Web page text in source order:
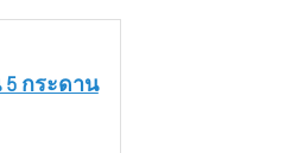
กระดาน